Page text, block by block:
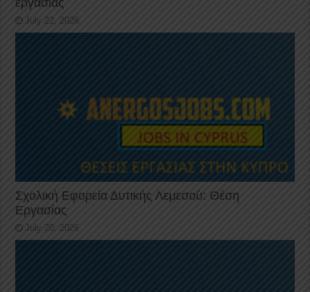
εργασίας
July 22, 2026
Σχολική Εφορεία Δυτικής Λεμεσού: Θέση
Εργασίας
July 20, 2026